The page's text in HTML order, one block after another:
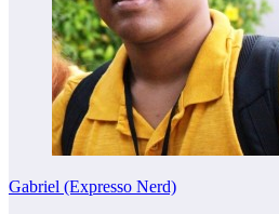
Gabriel (Expresso Nerd)